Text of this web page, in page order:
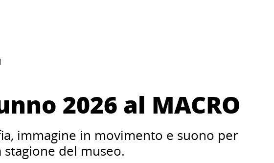
2026 al MACRO
immagine in movimento e suono per
stagione del museo.